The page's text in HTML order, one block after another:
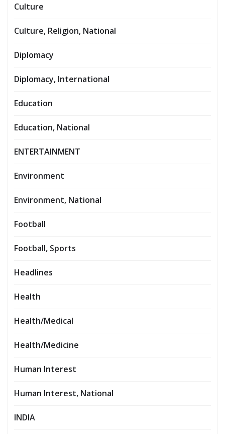
Culture
Culture, Religion, National
Diplomacy
Diplomacy, International
Education
Education, National
ENTERTAINMENT
Environment
Environment, National
Football
Football, Sports
Headlines
Health
Health/Medical
Health/Medicine
Human Interest
Human Interest, National
INDIA